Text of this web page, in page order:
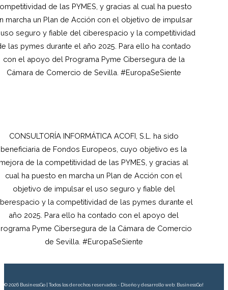
de las PYMES, y gracias al cual ha puesto
marcha un Plan de Acción con el objetivo de impulsar
seguro y fiable del ciberespacio y la competitividad
las pymes durante el año 2025. Para ello ha contado
con el apoyo del Programa Pyme Cibersegura de la
Cámara de Comercio de Sevilla. #EuropaSeSiente
CONSULTORÍA INFORMÁTICA ACOFI, S.L. ha sido
beneficiaria de Fondos Europeos, cuyo objetivo es la
de la competitividad de las PYMES, y gracias al
cual ha puesto en marcha un Plan de Acción con el
objetivo de impulsar el uso seguro y fiable del
y la competitividad de las pymes durante el
año 2025. Para ello ha contado con el apoyo del
Pyme Cibersegura de la Cámara de Comercio
de Sevilla. #EuropaSeSiente
© 2026 BusinessGo | Todos los derechos reservados - Diseño y desarrollo web: BusinessGo!